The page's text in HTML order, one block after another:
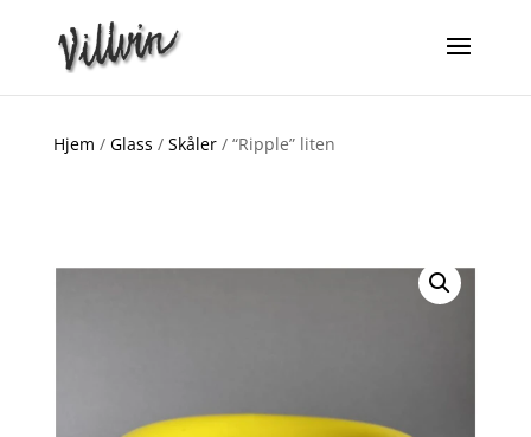
Hjem / Glass / Skåler/ “Ripple” liten